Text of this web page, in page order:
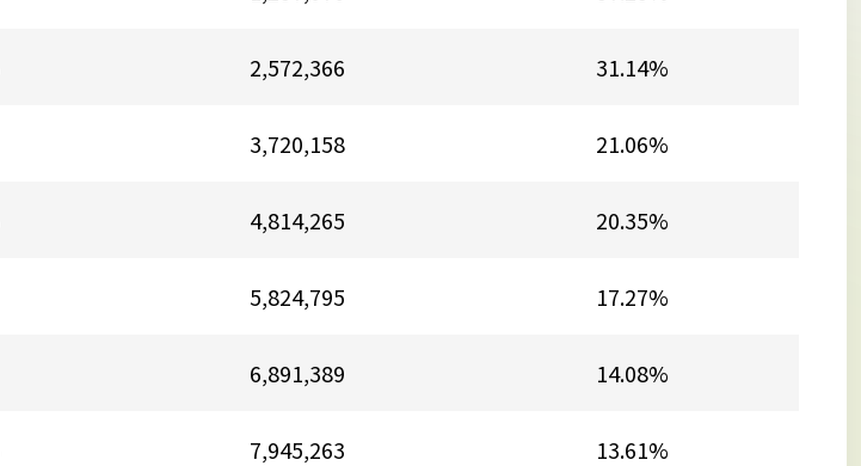
2,572,366 31.14%
3,720,158 21.06%
4,814,265 20.35%
5,824,795 17.27%
6,891,389 14.08%
7,945,263 13.61%